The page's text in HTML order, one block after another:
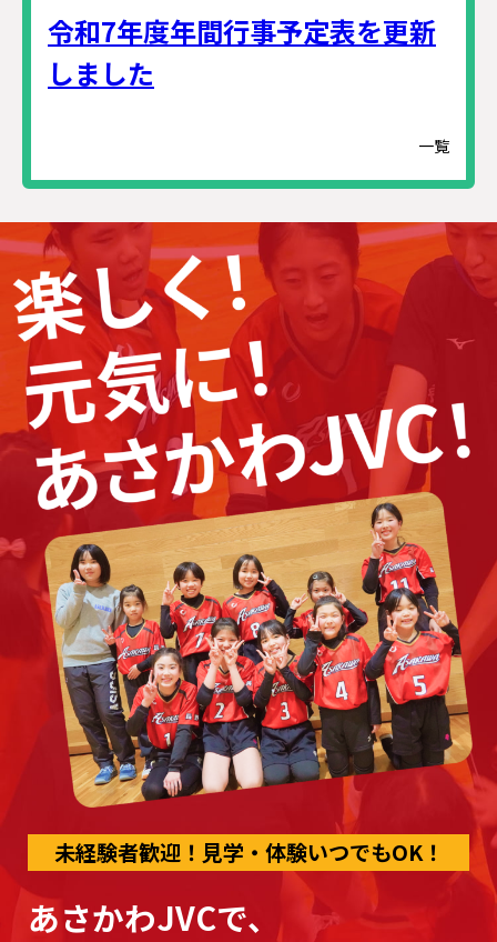
令和7年度年間行事予定表を更新
しました
一覧
未経験者歓迎！見学・体験いつでもOK！
あさかわJVCで、